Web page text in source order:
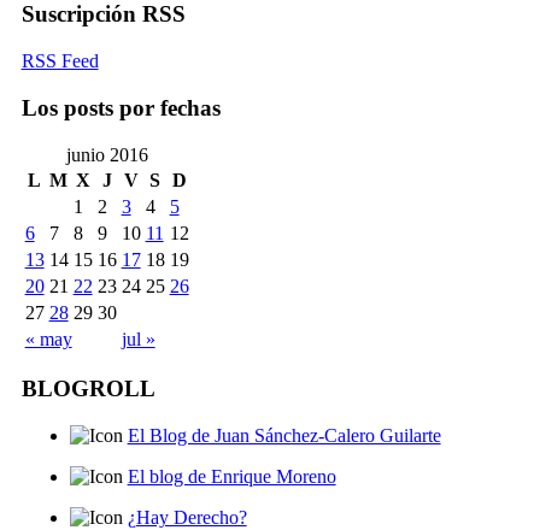
Suscripción RSS
RSS Feed
Los posts por fechas
junio 2016
L M X J V S D
« may jul »
1 2 3 4
5
6
7 8 9 10 11 12
13 14 15 16 17 18 19
20 21 22 23 24 25 26
27 28 29 30
BLOGROLL
El Blog de Juan Sánchez-Calero Guilarte
El blog de Enrique Moreno
¿Hay Derecho?